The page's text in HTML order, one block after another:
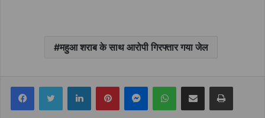
महुआ शराब के साथ आरोपी गिरफ्तार गया जेल
FacebookTwitter LinkedInPinterestMessengerWhatsAppShare via Email Print